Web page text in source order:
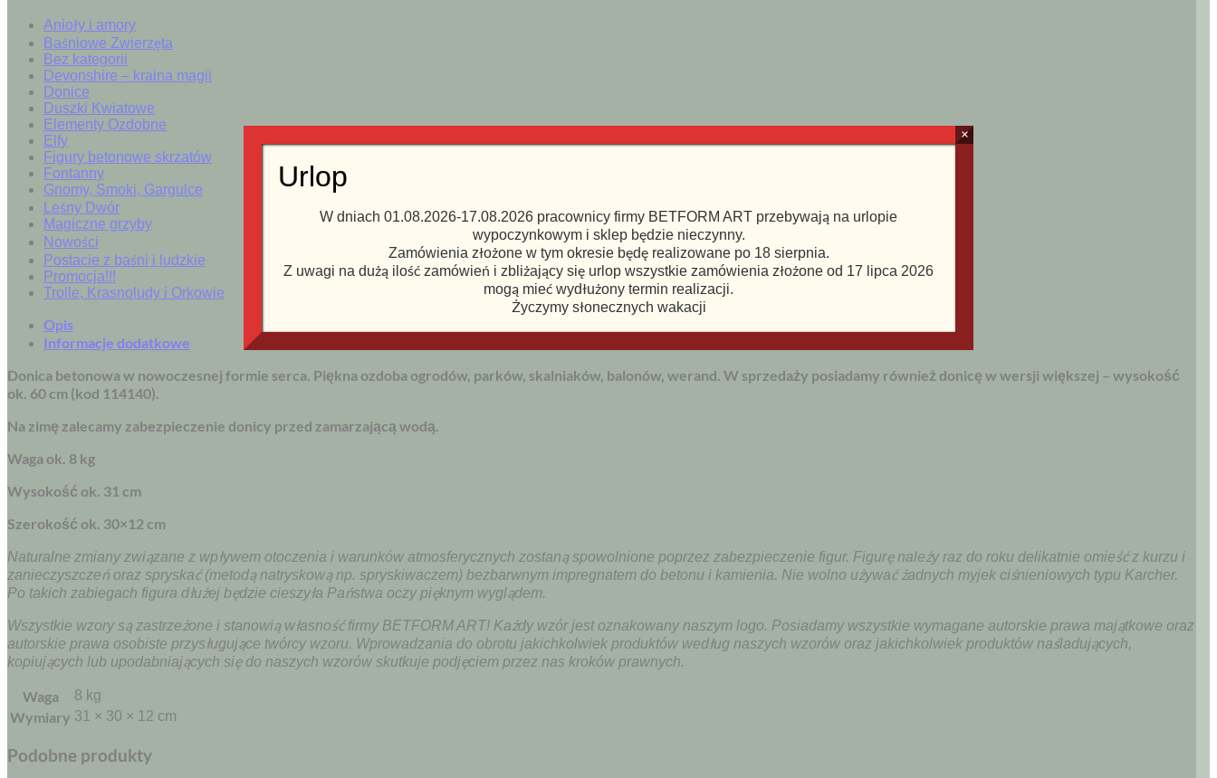
Anioły i amory
Baśniowe Zwierzęta
Bez kategorii
Devonshire – kraina magii
Donice
Duszki Kwiatowe
Elementy Ozdobne
Elfy
Figury betonowe skrzatów
Fontanny
Gnomy, Smoki, Gargulce
Leśny Dwór
Magiczne grzyby
Nowości
Postacie z baśni i ludzkie
Promocja!!!
Trolle, Krasnoludy i Orkowie
Opis
Informacje dodatkowe
Donica betonowa w nowoczesnej formie serca. Piękna ozdoba ogrodów, parków, skalniaków, balonów, werand. W sprzedaży posiadamy również donicę w wersji większej – wysokość
ok. 60 cm (kod 114140).
Na zimę zalecamy zabezpieczenie donicy przed zamarzającą wodą.
Waga ok. 8 kg
Wysokość ok. 31 cm
Szerokość ok. 30×12 cm
Naturalne zmiany związane z wpływem otoczenia i warunków atmosferycznych zostaną spowolnione poprzez zabezpieczenie figur. Figurę należy raz do roku delikatnie omieść z kurzu i
zanieczyszczeń oraz spryskać (metodą natryskową np. spryskiwaczem) bezbarwnym impregnatem do betonu i kamienia. Nie wolno używać żadnych myjek ciśnieniowych typu Karcher.
Po takich zabiegach figura dłużej będzie cieszyła Państwa oczy pięknym wyglądem.
Wszystkie wzory są zastrzeżone i stanowią własność firmy BETFORM ART! Każdy wzór jest oznakowany naszym logo. Posiadamy wszystkie wymagane autorskie prawa majątkowe oraz
autorskie prawa osobiste przysługujące twórcy wzoru. Wprowadzania do obrotu jakichkolwiek produktów według naszych wzorów oraz jakichkolwiek produktów naśladujących,
kopiujących lub upodabniających się do naszych wzorów skutkuje podjęciem przez nas kroków prawnych.
Waga 8 kg
Wymiary 31 × 30 × 12 cm
Podobne produkty
Urlop
W dniach 01.08.2026-17.08.2026 pracownicy firmy BETFORM ART przebywają na urlopie
wypoczynkowym i sklep będzie nieczynny.
Zamówienia złożone w tym okresie będę realizowane po 18 sierpnia.
Z uwagi na dużą ilość zamówień i zbliżający się urlop wszystkie zamówienia złożone od 17 lipca 2026
mogą mieć wydłużony termin realizacji.
Życzymy słonecznych wakacji
×